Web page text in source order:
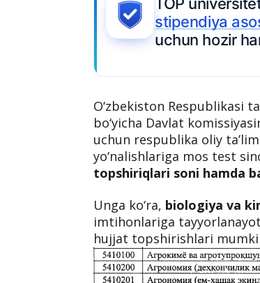
O‘zbekiston Respublikasi
bo‘yicha Davlat
uchun respublika oliy
yo‘nalishlariga mos test
topshiriqlari soni hamda